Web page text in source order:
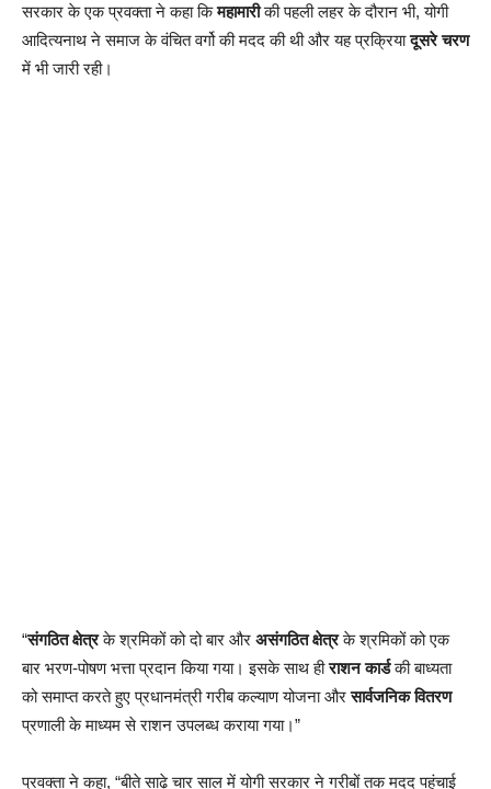
सरकार के एक प्रवक्ता ने कहा किमहामारीकी पहली लहर के दौरान भी, योगी
आदित्यनाथ ने समाज के वंचित वर्गो की मदद की थी और यह प्रक्रियादूसरे चरण
में भी जारी रही।
“संगठित क्षेत्रके श्रमिकों को दो बार और असंगठित क्षेत्रके श्रमिकों को एक
बार भरण-पोषण भत्ता प्रदान किया गया। इसके साथ हीराशन कार्डकी बाध्यता
को समाप्त करते हुए प्रधानमंत्री गरीब कल्याण योजना औरसार्वजनिक वितरण
प्रणाली के माध्यम से राशन उपलब्ध कराया गया।”
प्रवक्ता ने कहा, “बीते साढ़े चार साल में योगी सरकार ने गरीबों तक मदद पहुंचाई